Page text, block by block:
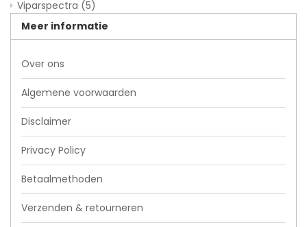
Viparspectra (5)
Meer informatie
Over ons
Algemene voorwaarden
Disclaimer
Privacy Policy
Betaalmethoden
Verzenden & retourneren